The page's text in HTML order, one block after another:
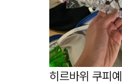
히르바위 쿠피예